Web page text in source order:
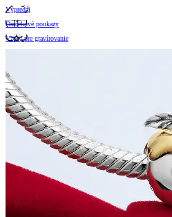
Výpredaj
Darčekové poukazy
Vzory pre gravírovanie